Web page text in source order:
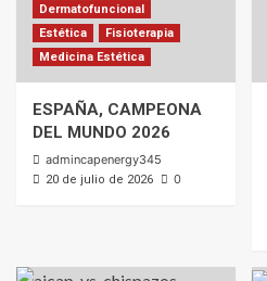
Dermatofuncional
Estética
Fisioterapia
Medicina Estética
ESPAÑA, CAMPEONA
DEL MUNDO 2026
admincapenergy345
20 de julio de 2026 0